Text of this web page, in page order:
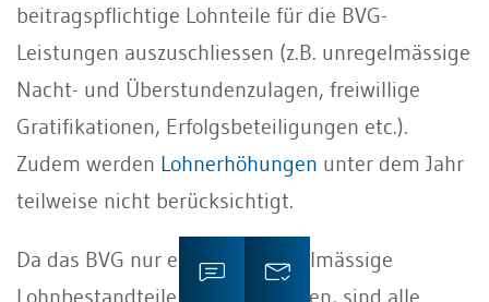
beitragspflichtige Lohnteile für die BVG-
Leistungen auszuschliessen (z.B. unregelmässige
Nacht- und Überstundenzulagen, freiwillige
Gratifikationen, Erfolgsbeteiligungen etc.).
Zudem werden Lohnerhöhungen unter dem Jahr
teilweise nicht berücksichtigt.
Da das BVG nur erlaubt, unregelmässige
Lohnbestandteile auszuschliessen, sind alle